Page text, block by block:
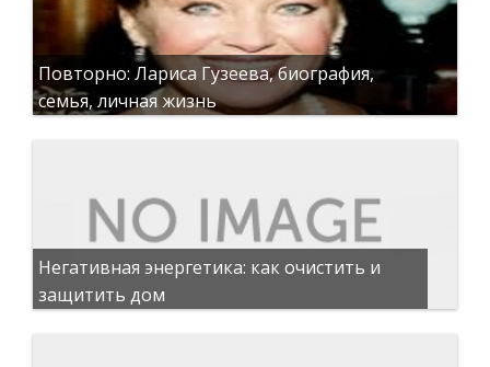
Повторно: Лариса Гузеева, биография,
семья, личная жизнь
Негативная энергетика: как очистить и
защитить дом